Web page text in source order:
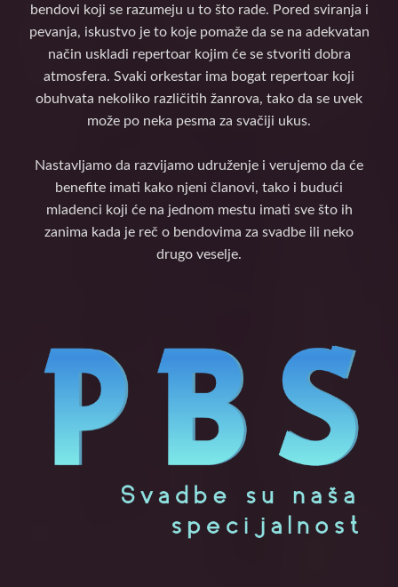
bendovi koji se razumeju u to što rade. Pored sviranja i
pevanja, iskustvo je to koje pomaže da se na adekvatan
način uskladi repertoar kojim će se stvoriti dobra
atmosfera. Svaki orkestar ima bogat repertoar koji
obuhvata nekoliko različitih žanrova, tako da se uvek
može po neka pesma za svačiji ukus.
Nastavljamo da razvijamo udruženje i verujemo da će
benefite imati kako njeni članovi, tako i budući
mladenci koji će na jednom mestu imati sve što ih
zanima kada je reč o bendovima za svadbe ili neko
drugo veselje.